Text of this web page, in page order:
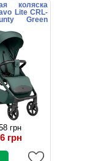
коляска
Lite CRL-
Green
грн
грн